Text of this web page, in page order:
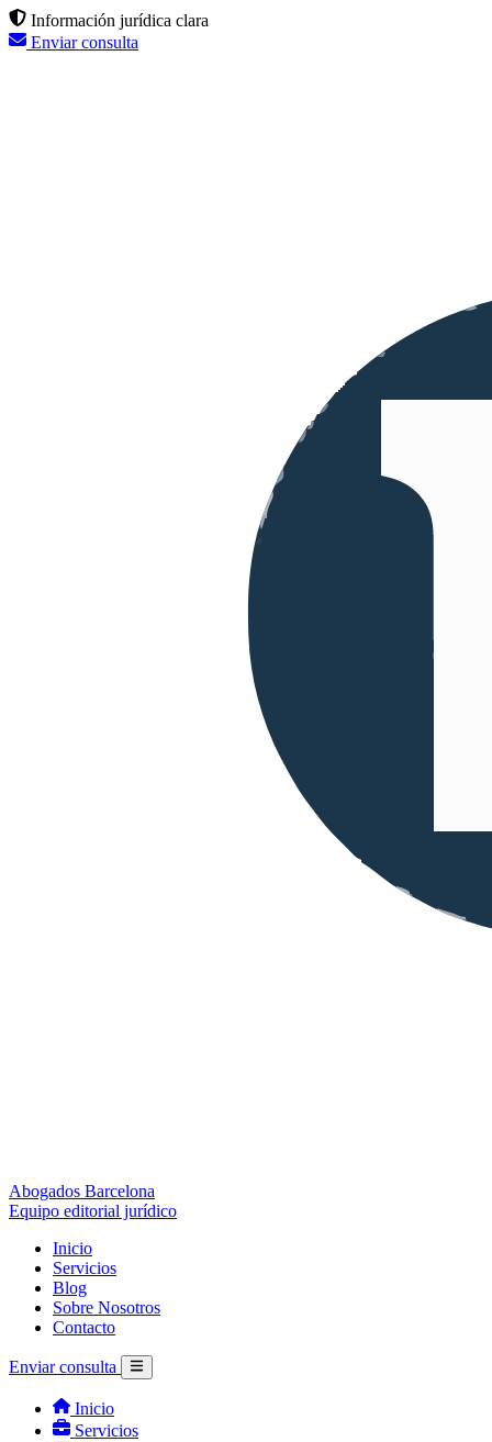
Información jurídica clara
Enviar consulta
Abogados Barcelona
Equipo editorial jurídico
Inicio
Servicios
Blog
Sobre Nosotros
Contacto
Enviar consulta
Inicio
Servicios